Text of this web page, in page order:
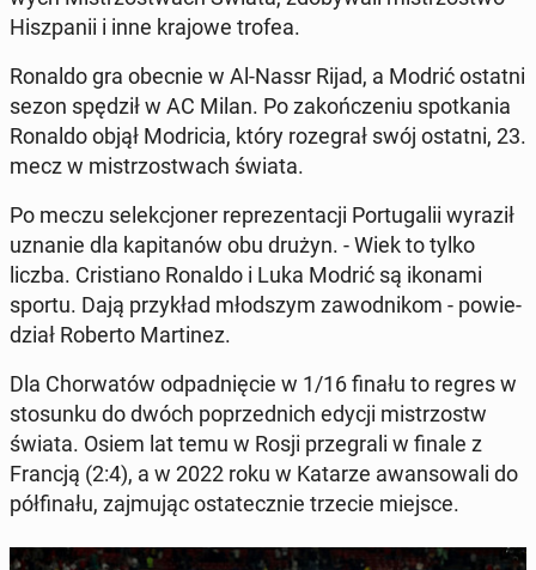
Hisz­pa­nii i inne krajowe trofea.
Ronaldo gra obecnie w Al-Nassr Rijad, a Modrić ostatni
sezon spędził w AC Milan. Po za­koń­cze­niu spo­tka­nia
Ronaldo objął Mo­dri­cia, który ro­ze­grał swój ostatni, 23.
mecz w mi­strzo­stwach świata.
Po meczu se­lek­cjo­ner re­pre­zen­ta­cji Por­tu­ga­lii wyraził
uznanie dla ka­pi­ta­nów obu drużyn. - Wiek to tylko
liczba. Cri­stia­no Ronaldo i Luka Modrić są ikonami
sportu. Dają przy­kład młod­szym za­wod­ni­kom - po­wie­
dział Roberto Mar­ti­nez.
Dla Chor­wa­tów od­pad­nię­cie w 1/16 finału to regres w
sto­sun­ku do dwóch po­przed­nich edycji mi­strzostw
świata. Osiem lat temu w Rosji prze­gra­li w finale z
Francją (2:4), a w 2022 roku w Katarze awan­so­wa­li do
pół­fi­na­łu, zaj­mu­jąc osta­tecz­nie trzecie miejsce.